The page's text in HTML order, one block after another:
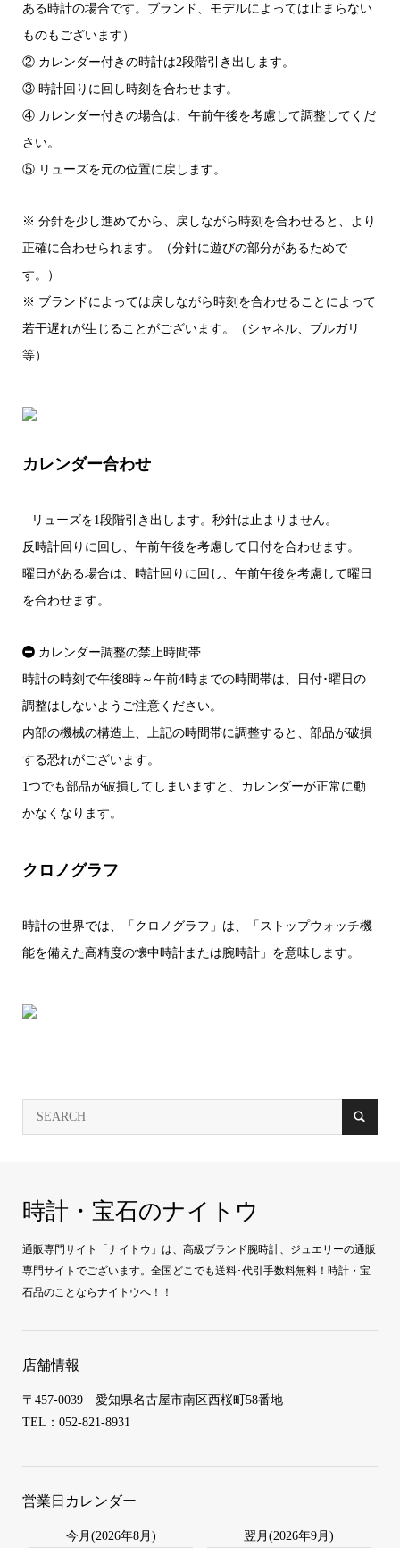
ある時計の場合です。ブランド、モデルによっては止まらない
ものもございます）
② カレンダー付きの時計は2段階引き出します。
③ 時計回りに回し時刻を合わせます。
④ カレンダー付きの場合は、午前午後を考慮して調整してくだ
さい。
⑤ リューズを元の位置に戻します。
※ 分針を少し進めてから、戻しながら時刻を合わせると、より
正確に合わせられます。（分針に遊びの部分があるためで
す。）
※ ブランドによっては戻しながら時刻を合わせることによって
若干遅れが生じることがございます。（シャネル、ブルガリ
等）
カレンダー合わせ
リューズを1段階引き出します。秒針は止まりません。
反時計回りに回し、午前午後を考慮して日付を合わせます。
曜日がある場合は、時計回りに回し、午前午後を考慮して曜日
を合わせます。
カレンダー調整の禁止時間帯
時計の時刻で午後8時～午前4時までの時間帯は、日付･曜日の
調整はしないようご注意ください。
内部の機械の構造上、上記の時間帯に調整すると、部品が破損
する恐れがございます。
1つでも部品が破損してしまいますと、カレンダーが正常に動
かなくなります。
クロノグラフ
時計の世界では、「クロノグラフ」は、「ストップウォッチ機
能を備えた高精度の懐中時計または腕時計」を意味します。
時計・宝石のナイトウ
通販専門サイト「ナイトウ」は、高級ブランド腕時計、ジュエリーの通販
専門サイトでございます。全国どこでも送料･代引手数料無料！時計・宝
石品のことならナイトウへ！！
店舗情報
〒457-0039 愛知県名古屋市南区西桜町58番地
TEL：052-821-8931
営業日カレンダー
今月(2026年8月) 翌月(2026年9月)